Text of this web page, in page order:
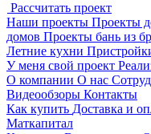
Рассчитать проект
Наши проекты Проекты
домов Проекты бань из
Летние кухни
У меня свой проект
О компании О нас
Видеообзоры Контакты
Как купить Доставка и
Маткапитал